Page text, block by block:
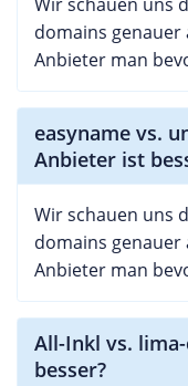
domains genauer
Anbieter man
easyname vs.
Anbieter ist
Wir schauen uns
domains genauer
Anbieter man
All-Inkl vs.
besser?